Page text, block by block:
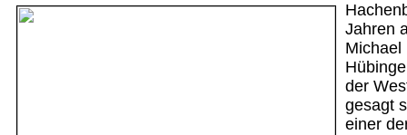
Jahren
Michael
der
gesagt
einer